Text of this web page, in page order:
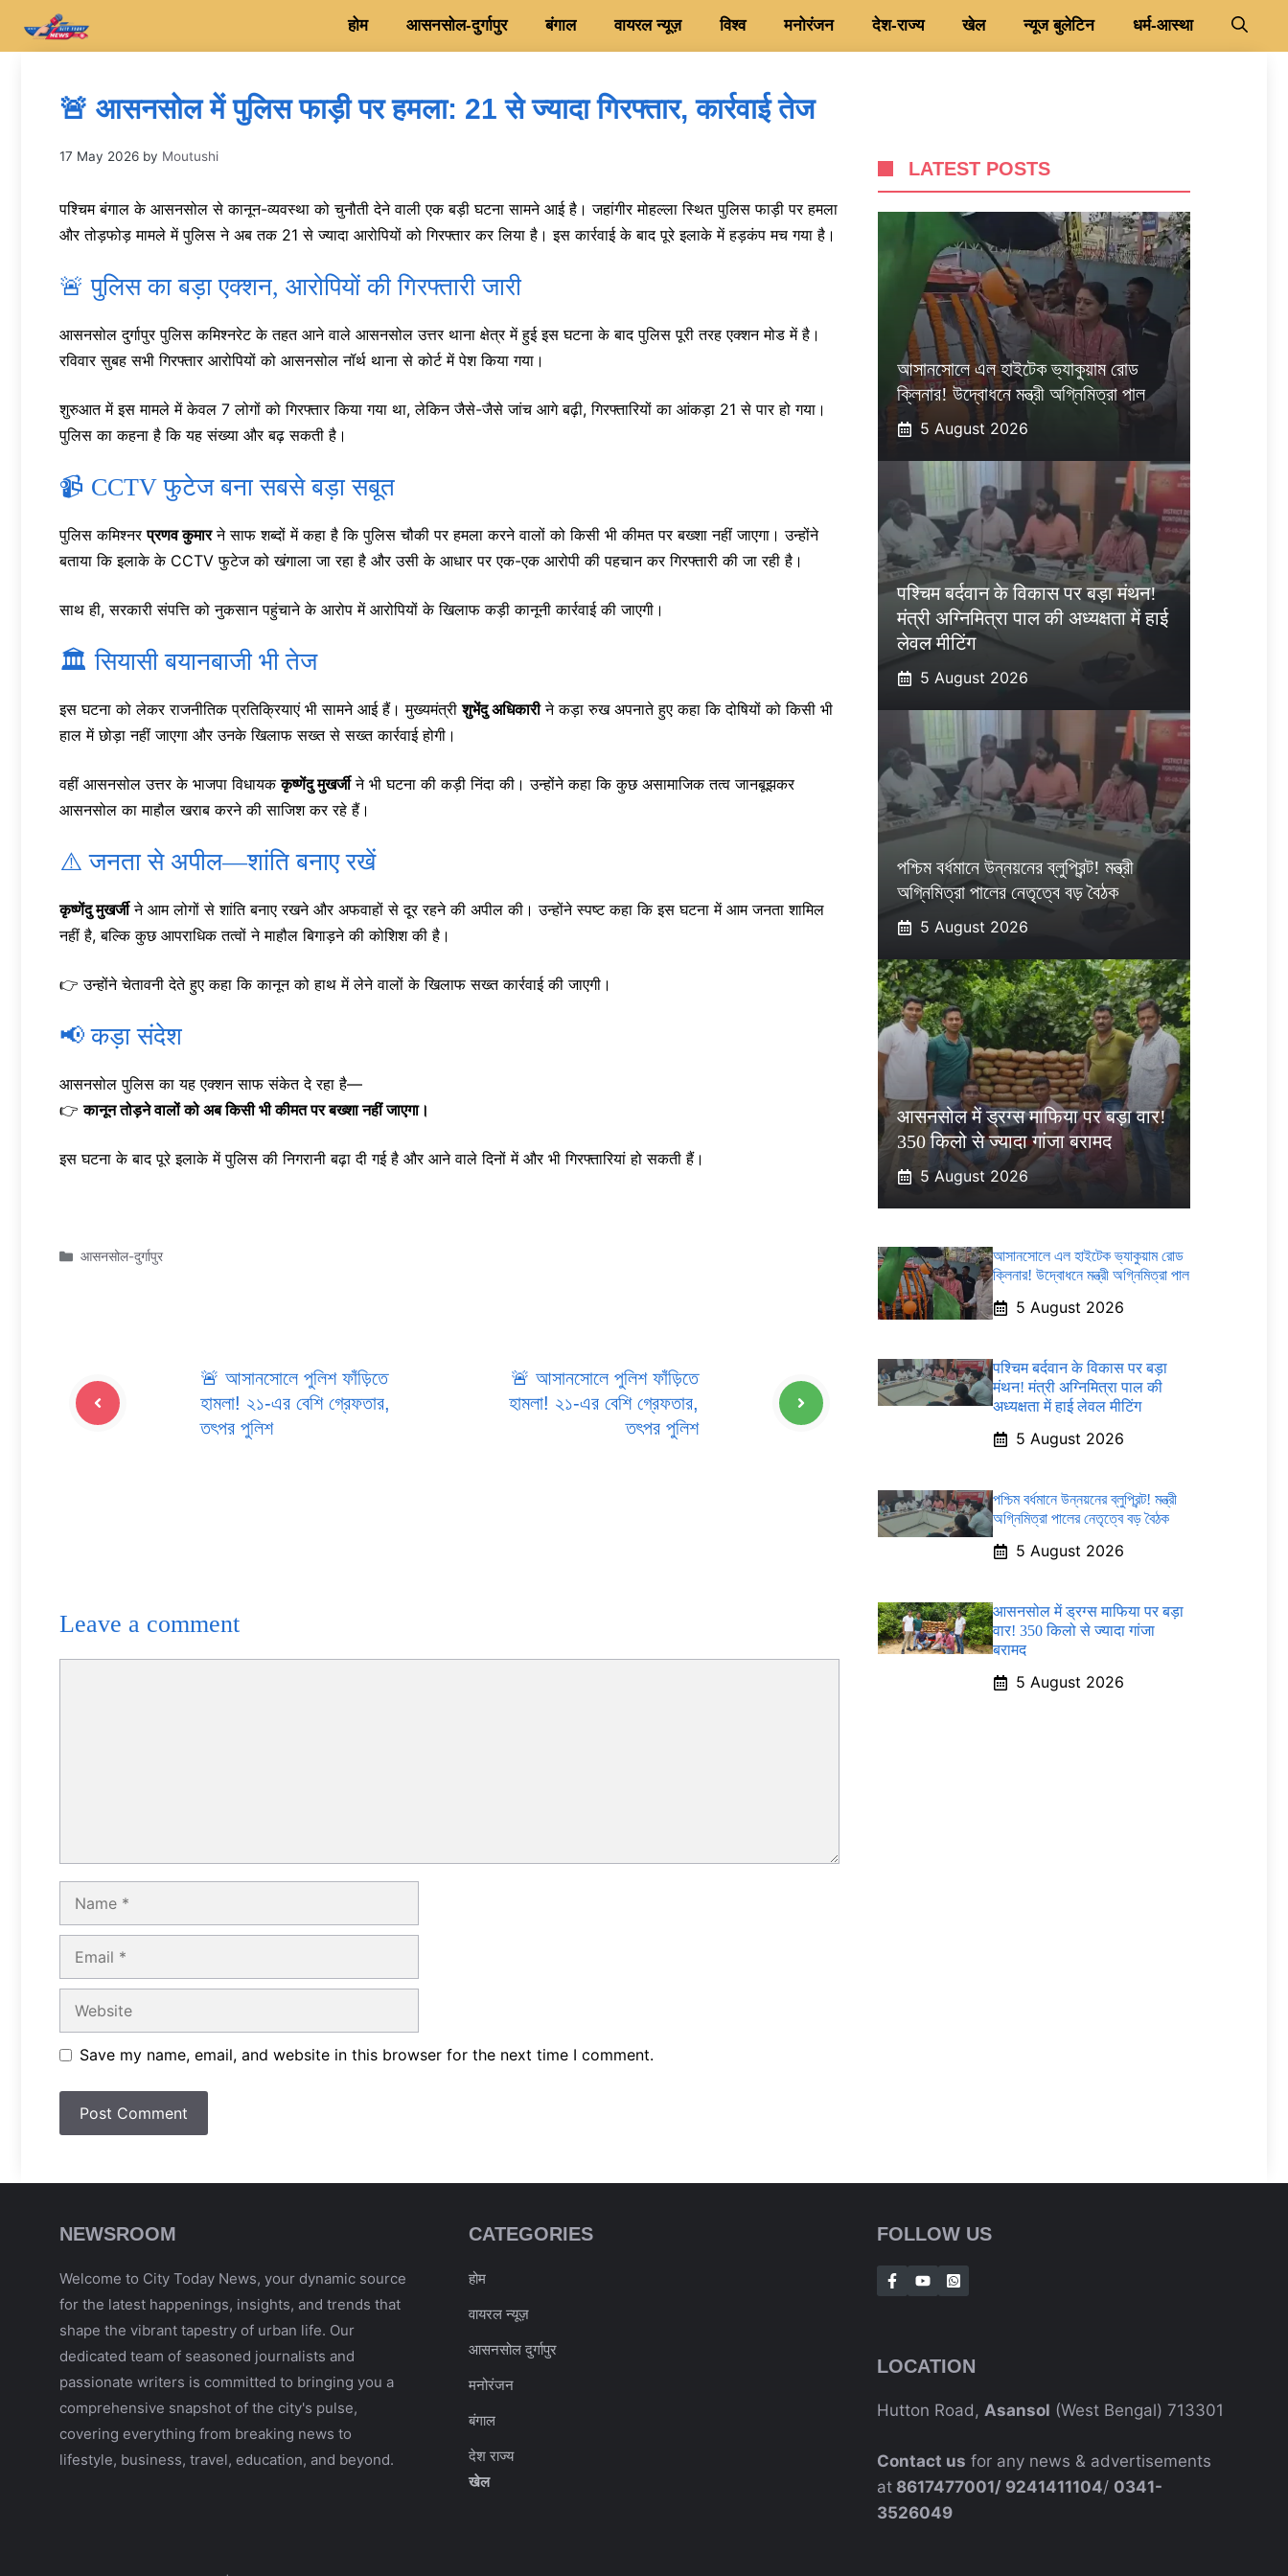
होम आसनसोल-दुर्गापुर बंगाल वायरल न्यूज़ विश्व मनोरंजन देश-राज्य खेल न्यूज बुलेटिन धर्म-आस्था
🚨 आसनसोल में पुलिस फाड़ी पर हमला: 21 से ज्यादा गिरफ्तार, कार्रवाई तेज
17 May 2026 by Moutushi
पश्चिम बंगाल के आसनसोल से कानून-व्यवस्था को चुनौती देने वाली एक बड़ी घटना सामने आई है। जहांगीर मोहल्ला स्थित पुलिस फाड़ी पर हमला
और तोड़फोड़ मामले में पुलिस ने अब तक 21 से ज्यादा आरोपियों को गिरफ्तार कर लिया है। इस कार्रवाई के बाद पूरे इलाके में हड़कंप मच गया है।
🚨 पुलिस का बड़ा एक्शन, आरोपियों की गिरफ्तारी जारी
आसनसोल दुर्गापुर पुलिस कमिश्नरेट के तहत आने वाले आसनसोल उत्तर थाना क्षेत्र में हुई इस घटना के बाद पुलिस पूरी तरह एक्शन मोड में है।
रविवार सुबह सभी गिरफ्तार आरोपियों को आसनसोल नॉर्थ थाना से कोर्ट में पेश किया गया।
शुरुआत में इस मामले में केवल 7 लोगों को गिरफ्तार किया गया था, लेकिन जैसे-जैसे जांच आगे बढ़ी, गिरफ्तारियों का आंकड़ा 21 से पार हो गया।
पुलिस का कहना है कि यह संख्या और बढ़ सकती है।
📹 CCTV फुटेज बना सबसे बड़ा सबूत
पुलिस कमिश्नरप्रणव कुमारने साफ शब्दों में कहा है कि पुलिस चौकी पर हमला करने वालों को किसी भी कीमत पर बख्शा नहीं जाएगा। उन्होंने
बताया कि इलाके के CCTV फुटेज को खंगाला जा रहा है और उसी के आधार पर एक-एक आरोपी की पहचान कर गिरफ्तारी की जा रही है।
साथ ही, सरकारी संपत्ति को नुकसान पहुंचाने के आरोप में आरोपियों के खिलाफ कड़ी कानूनी कार्रवाई की जाएगी।
🏛️ सियासी बयानबाजी भी तेज
इस घटना को लेकर राजनीतिक प्रतिक्रियाएं भी सामने आई हैं। मुख्यमंत्रीशुभेंदु अधिकारीने कड़ा रुख अपनाते हुए कहा कि दोषियों को किसी भी
हाल में छोड़ा नहीं जाएगा और उनके खिलाफ सख्त से सख्त कार्रवाई होगी।
वहीं आसनसोल उत्तर के भाजपा विधायककृष्णेंदु मुखर्जीने भी घटना की कड़ी निंदा की। उन्होंने कहा कि कुछ असामाजिक तत्व जानबूझकर
आसनसोल का माहौल खराब करने की साजिश कर रहे हैं।
⚠️ जनता से अपील—शांति बनाए रखें
कृष्णेंदु मुखर्जीने आम लोगों से शांति बनाए रखने और अफवाहों से दूर रहने की अपील की। उन्होंने स्पष्ट कहा कि इस घटना में आम जनता शामिल
नहीं है, बल्कि कुछ आपराधिक तत्वों ने माहौल बिगाड़ने की कोशिश की है।
👉 उन्होंने चेतावनी देते हुए कहा कि कानून को हाथ में लेने वालों के खिलाफ सख्त कार्रवाई की जाएगी।
📢 कड़ा संदेश
आसनसोल पुलिस का यह एक्शन साफ संकेत दे रहा है—
👉कानून तोड़ने वालों को अब किसी भी कीमत पर बख्शा नहीं जाएगा।
इस घटना के बाद पूरे इलाके में पुलिस की निगरानी बढ़ा दी गई है और आने वाले दिनों में और भी गिरफ्तारियां हो सकती हैं।
Categories
आसनसोल-दुर्गापुर
🚨 আসানসোলে পুলিশ ফাঁড়িতে
হামলা! ২১-এর বেশি গ্রেফতার,
তৎপর পুলিশ
🚨 আসানসোলে পুলিশ ফাঁড়িতে
হামলা! ২১-এর বেশি গ্রেফতার,
তৎপর পুলিশ
Leave a comment
Name
Email
Website
Save my name, email, and website in this browser for the next time I comment.
LATEST POSTS
আসানসোলে এল হাইটেক ভ্যাকুয়াম রোড
ক্লিনার! উদ্বোধনে মন্ত্রী অগ্নিমিত্রা পাল
5 August 2026
पश्चिम बर्दवान के विकास पर बड़ा मंथन!
मंत्री अग्निमित्रा पाल की अध्यक्षता में हाई
लेवल मीटिंग
5 August 2026
পশ্চিম বর্ধমানে উন্নয়নের ব্লুপ্রিন্ট! মন্ত্রী
অগ্নিমিত্রা পালের নেতৃত্বে বড় বৈঠক
5 August 2026
आसनसोल में ड्रग्स माफिया पर बड़ा वार!
350 किलो से ज्यादा गांजा बरामद
5 August 2026
আসানসোলে এল হাইটেক ভ্যাকুয়াম রোড
ক্লিনার! উদ্বোধনে মন্ত্রী অগ্নিমিত্রা পাল
5 August 2026
पश्चिम बर्दवान के विकास पर बड़ा
मंथन! मंत्री अग्निमित्रा पाल की
अध्यक्षता में हाई लेवल मीटिंग
5 August 2026
পশ্চিম বর্ধমানে উন্নয়নের ব্লুপ্রিন্ট! মন্ত্রী
অগ্নিমিত্রা পালের নেতৃত্বে বড় বৈঠক
5 August 2026
आसनसोल में ड्रग्स माफिया पर बड़ा
वार! 350 किलो से ज्यादा गांजा
बरामद
5 August 2026
NEWSROOM
Welcome to City Today News, your dynamic source
for the latest happenings, insights, and trends that
shape the vibrant tapestry of urban life. Our
dedicated team of seasoned journalists and
passionate writers is committed to bringing you a
comprehensive snapshot of the city's pulse,
covering everything from breaking news to
lifestyle, business, travel, education, and beyond.
CATEGORIES
होम
वायरल न्यूज़
आसनसोल दुर्गापुर
मनोरंजन
बंगाल
देश राज्य
खेल
FOLLOW US
LOCATION
Hutton Road,Asansol (West Bengal) 713301
Contact us for any news & advertisements
at 8617477001/ 9241411104/ 0341-
3526049